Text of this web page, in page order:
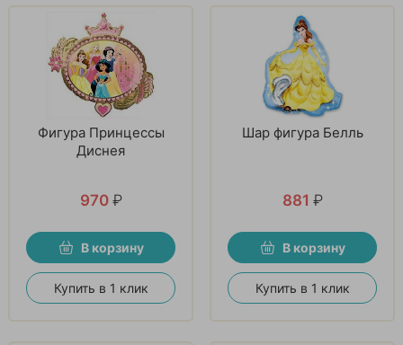
Фигура Принцессы
Диснея
970 ₽
В корзину
Купить в 1 клик
Шар фигура Белль
881 ₽
В корзину
Купить в 1 клик